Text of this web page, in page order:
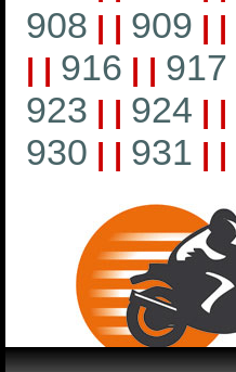
908 | | 909 | |
| | 916 | | 917
923 | | 924 | |
930 | | 931 | |